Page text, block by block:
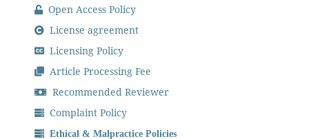
Open Access Policy
License agreement
Licensing Policy
Article Processing Fee
Recommended Reviewer
Complaint Policy
Ethical & Malpractice Policies